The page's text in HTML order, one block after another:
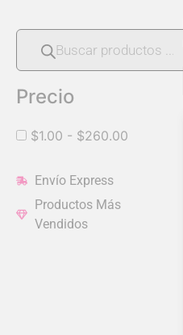
Precio
$1.00 - $260.00
Envío Express
Productos Más
Vendidos